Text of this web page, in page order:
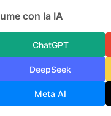
con la IA
ChatGPT
DeepSeek
Meta AI